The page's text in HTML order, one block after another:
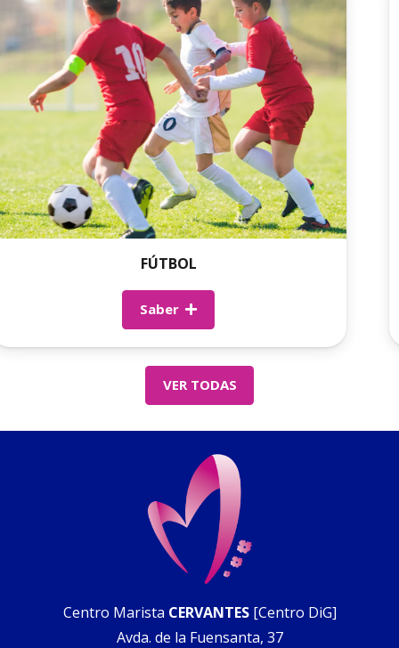
VER TODAS
Centro Marista CERVANTES[Centro DiG]
Avda. de la Fuensanta, 37